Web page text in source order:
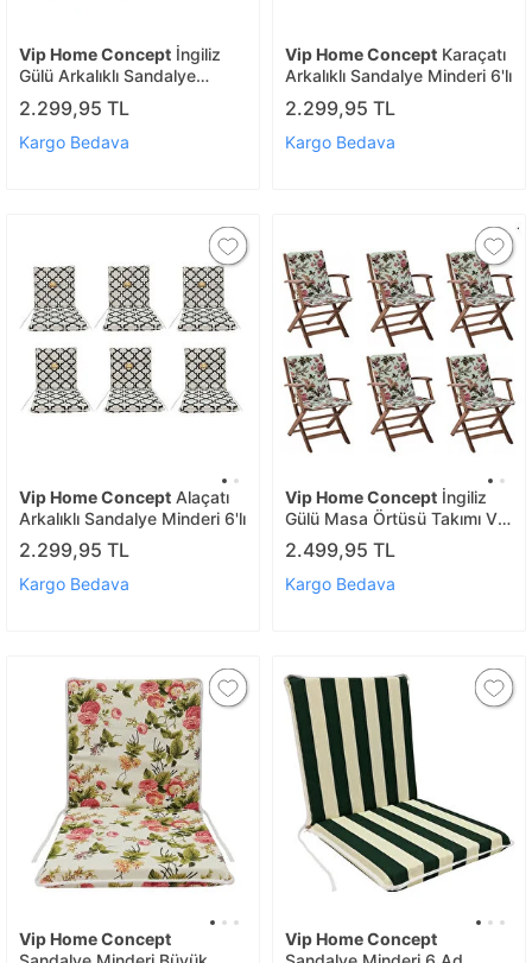
Vip Home Concept İngiliz
Gülü Arkalıklı Sandalye
Minderi 6'lı
2.299,95 TL
Kargo Bedava
Vip Home Concept Karaçatı
Arkalıklı Sandalye Minderi 6'lı
2.299,95 TL
Kargo Bedava
Vip Home Concept Alaçatı
Arkalıklı Sandalye Minderi 6'lı
2.299,95 TL
Kargo Bedava
Vip Home Concept İngiliz
Gülü Masa Örtüsü Takımı Ve
Arkalıklı Sandalye Minderi 6
Adet
2.499,95 TL
Kargo Bedava
Vip Home Concept
Vip Home Concept